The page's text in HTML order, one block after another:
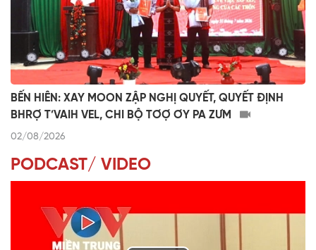
BẾN HIÊN: XAY MOON ZẬP NGHỊ QUYẾT, QUYẾT ĐỊNH
BHRỢ T’VAIH VEL, CHI BỘ TƠỢ ƠY PA ZƯM
02/08/2026
PODCAST/ VIDEO